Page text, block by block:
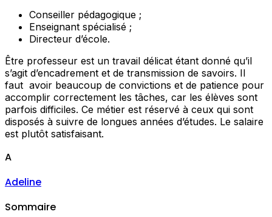
Conseiller pédagogique ;
Enseignant spécialisé ;
Directeur d’école.
Être professeur est un travail délicat étant donné qu’il
s’agit d’encadrement et de transmission de savoirs. Il
faut avoir beaucoup de convictions et de patience pour
accomplir correctement les tâches, car les élèves sont
parfois difficiles. Ce métier est réservé à ceux qui sont
disposés à suivre de longues années d’études. Le salaire
est plutôt satisfaisant.
A
Adeline
Sommaire